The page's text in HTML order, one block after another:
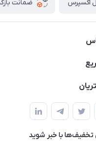
اکسپرس ضمانت
تخفیف‌ها با‌ خبر شوید